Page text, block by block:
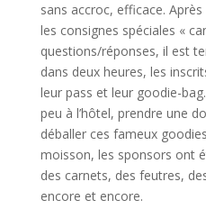
sans accroc, efficace.
les consignes spéciales «
questions/réponses, il est
dans deux heures, les
leur pass et leur goodie-
peu à l’hôtel, prendre une
déballer ces fameux
moisson, les sponsors ont
des carnets, des feutres,
encore et encore.